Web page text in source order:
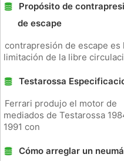
Propósito de
de escape
contrapresión de escape es
limitación de la libre
Testarossa
Ferrari produjo el motor de
mediados de Testarossa
1991 con
Cómo arreglar un